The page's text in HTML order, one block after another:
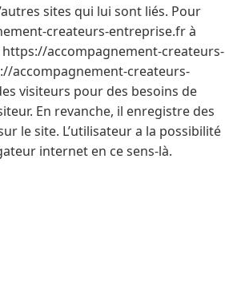
sites qui lui sont liés. Pour
createurs-entreprise.fr à
https://accompagnement-createurs-
accompagnement-createurs-
visiteurs pour des besoins de
En revanche, il enregistre des
le site. L’utilisateur a la possibilité
internet en ce sens-là.